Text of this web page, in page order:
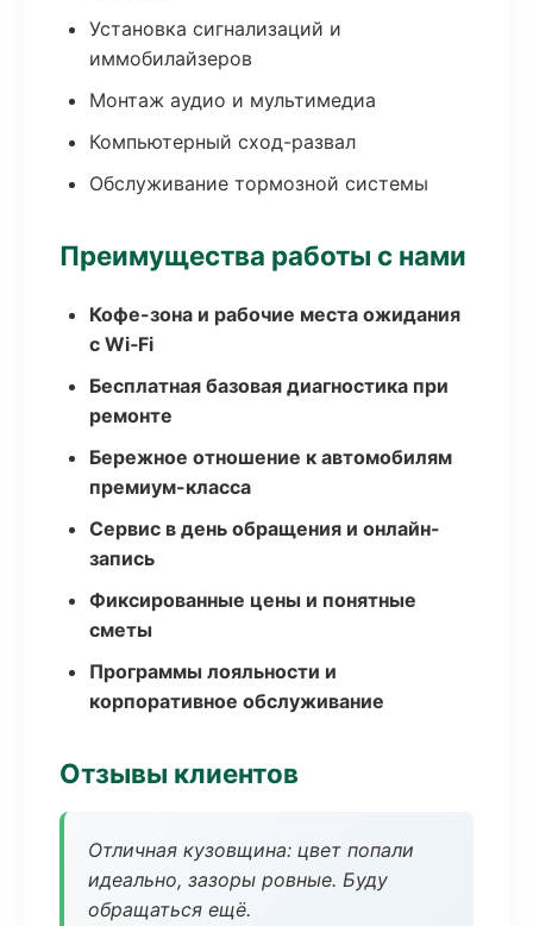
Установка сигнализаций и
иммобилайзеров
Монтаж аудио и мультимедиа
Компьютерный сход-развал
Обслуживание тормозной системы
Преимущества работы с нами
Кофе-зона и рабочие места ожидания
с Wi‑Fi
Бесплатная базовая диагностика при
ремонте
Бережное отношение к автомобилям
премиум-класса
Сервис в день обращения и онлайн-
запись
Фиксированные цены и понятные
сметы
Программы лояльности и
корпоративное обслуживание
Отзывы клиентов
Отличная кузовщина: цвет попали
идеально, зазоры ровные. Буду
обращаться ещё.